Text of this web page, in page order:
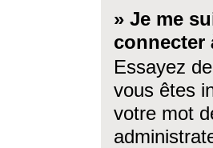
» Je me
connecter
Essayez
vous êtes
votre mot